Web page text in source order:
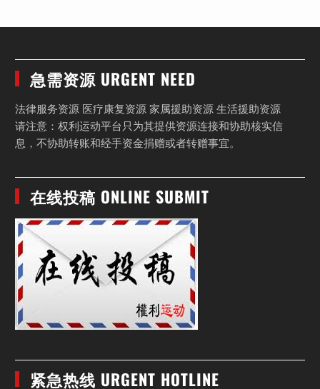
急需资源 URGENT NEED
法律服务资源 医疗康复资源 家属援助资源 生活援助资源
请注意：权利运动平台只为其提供资源连接和协助核实信
息，不协助转账和经手资金捐赠或者转赠事宜。
在线投稿 ONLINE SUBMIT
紧急热线 URGENT HOTLINE